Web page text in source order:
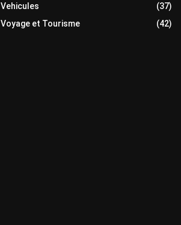
Vehicules
(37)
Voyage et Tourisme
(42)